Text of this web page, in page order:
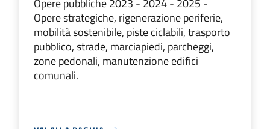
Opere strategiche, rigenerazione periferie,
mobilità sostenibile, piste ciclabili, trasporto
pubblico, strade, marciapiedi, parcheggi,
zone pedonali, manutenzione edifici
comunali.